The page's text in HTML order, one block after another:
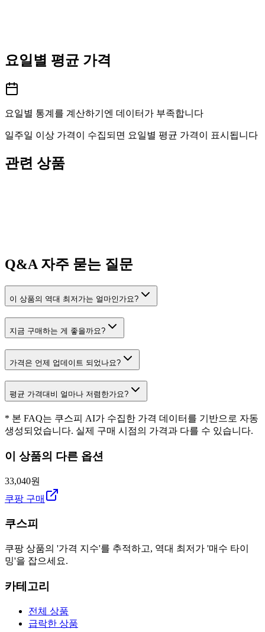
요일별 평균 가격
요일별 통계를 계산하기엔 데이터가 부족합니다
일주일 이상 가격이 수집되면 요일별 평균 가격이 표시됩니다
관련 상품
Q&A자주 묻는 질문
이 상품의 역대 최저가는 얼마인가요?
지금 구매하는 게 좋을까요?
가격은 언제 업데이트 되었나요?
평균 가격대비 얼마나 저렴한가요?
* 본 FAQ는 쿠스피 AI가 수집한 가격 데이터를 기반으로 자동
생성되었습니다. 실제 구매 시점의 가격과 다를 수 있습니다.
이 상품의 다른 옵션
33,040원
쿠팡 구매
쿠스피
쿠팡 상품의 '가격 지수'를 추적하고, 역대 최저가 '매수 타이
밍'을 잡으세요.
카테고리
전체 상품
급락한 상품